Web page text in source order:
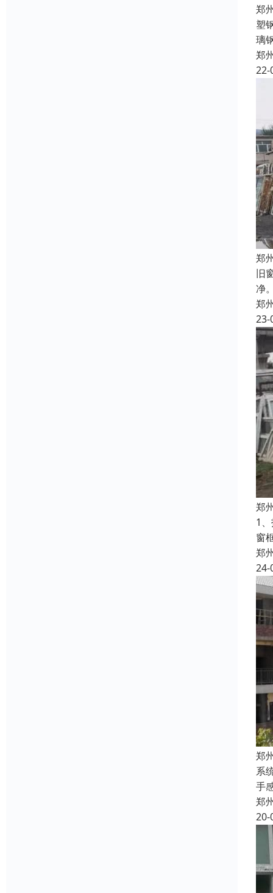
郑
塑
璃
郑
22-
郑
旧
净
郑
23-
郑
1
窗
郑
24-
郑
系
手
郑
20-